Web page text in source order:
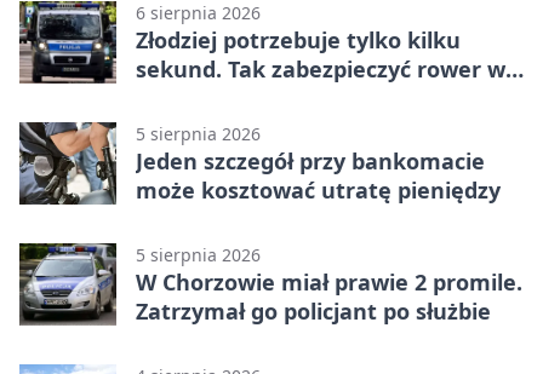
6 sierpnia 2026
Złodziej potrzebuje tylko kilku
sekund. Tak zabezpieczyć rower w
5 sierpnia 2026
Jeden szczegół przy bankomacie
może kosztować utratę pieniędzy
5 sierpnia 2026
W Chorzowie miał prawie 2 promile.
Zatrzymał go policjant po służbie